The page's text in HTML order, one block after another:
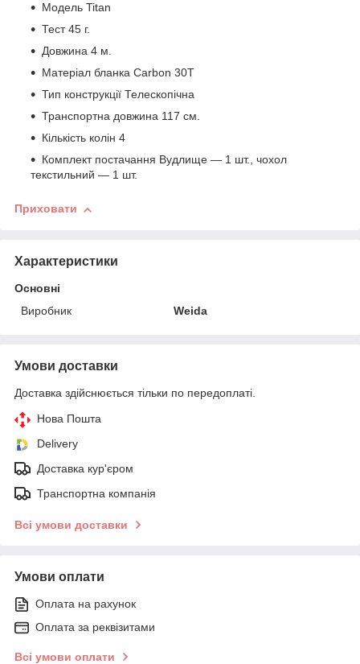
Модель Titan
Тест 45 г.
Довжина 4 м.
Матеріал бланка Carbon 30T
Тип конструкції Телескопічна
Транспортна довжина 117 см.
Кількість колін 4
Комплект постачання Вудлище — 1 шт., чохол
текстильний — 1 шт.
Приховати
Характеристики
Основні
Виробник
Weida
Умови доставки
Доставка здійснюється тільки по передоплаті.
Нова Пошта
Delivery
Доставка кур'єром
Транспортна компанія
Всі умови доставки
Умови оплати
Оплата на рахунок
Оплата за реквізитами
Всі умови оплати